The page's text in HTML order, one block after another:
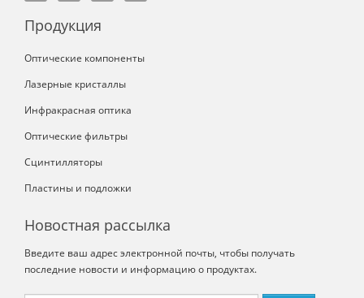
Продукция
Оптические компоненты
Лазерные кристаллы
Инфракрасная оптика
Оптические фильтры
Сцинтилляторы
Пластины и подложки
Новостная рассылка
Введите ваш адрес электронной почты, чтобы получать
последние новости и информацию о продуктах.